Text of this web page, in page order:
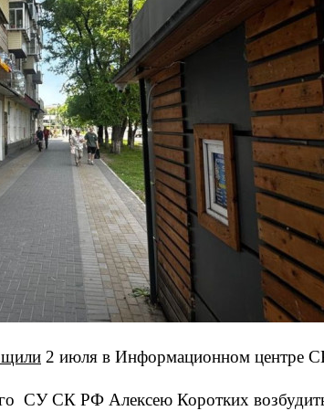
2 июля в Информационном центре
СУ СК РФ Алексею Коротких возбудить